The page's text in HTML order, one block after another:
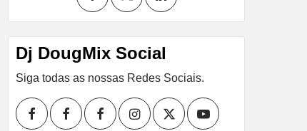
Dj DougMix Social
Siga todas as nossas Redes Sociais.
FacebookPerfil
Perfil InstagramTwitterYoutube